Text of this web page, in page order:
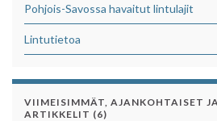
Pohjois-Savossa havaitut lintulajit
Lintutietoa
VIIMEISIMMÄT, AJANKOHTAISET
ARTIKKELIT (6)